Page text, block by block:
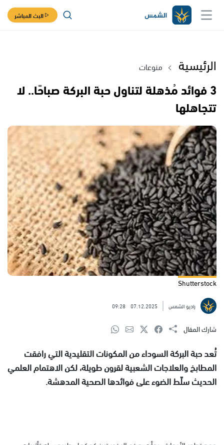
البث المباشر
الرئيسية منوعات
3 فوائد مُذهلة لتناول حبة البركة صباحًا.. لا
تتجاهلها
Shutterstock
راديو الشمس 07.12.2025
09:28
شارك المقال
تُعد حبة البركة السوداء من المكونات التقليدية التي رافقت
المطابخ والعلاجات الشعبية لقرون طويلة، لكن الاهتمام العلمي
الحديث سلّط الضوء على فوائدها الصحية المدهشة.